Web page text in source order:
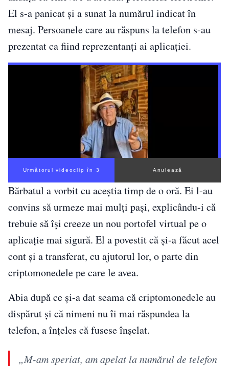
El s-a panicat și a sunat la numărul indicat în
mesaj. Persoanele care au răspuns la telefon s-au
prezentat ca fiind reprezentanți ai aplicației.
Următorul videoclip în 2 Anulează
Bărbatul a vorbit cu aceștia timp de o oră. Ei l-au
convins să urmeze mai mulți pași, explicându-i că
trebuie să își creeze un nou portofel virtual pe o
aplicație mai sigură. El a povestit că și-a făcut acel
cont și a transferat, cu ajutorul lor, o parte din
criptomonedele pe care le avea.
Abia după ce și-a dat seama că criptomonedele au
dispărut și că nimeni nu îi mai răspundea la
telefon, a înțeles că fusese înșelat.
„M-am speriat, am apelat la numărul de telefon